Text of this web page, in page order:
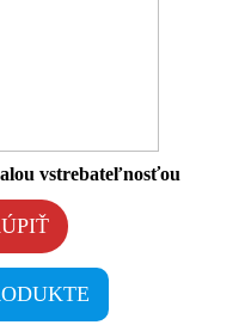
vstrebateľnosťou